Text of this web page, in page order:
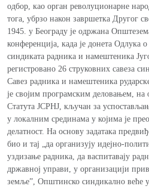
одбор, као орган револуционарне
тога, убрзо након завршетка Другог
1945. у Београду је одржана
конференција, када је донета Одлука
синдиката радника и намештеника
регистровано 26 струковних савеза
Савез радника и намештеника
је својим програмским деловањем, на
Статута ЈСРНЈ, кључан за
у локалним срединама у којима је
делатност. На основу задатака
био и тај „да организују идејно-
уздизање радника, да васпитавају
државној управи, у организацији
земљеˮ, Општинско синдикално веће